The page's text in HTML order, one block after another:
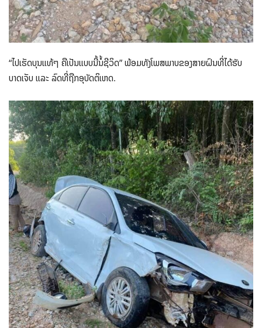
“ໄປເຮັດບຸນແທ້ໆ ຄືເປັນແບບນີ້ນໍ້ຊີວິດ” ພ້ອມທັງໂພສພາບຂອງສາຍຝົນທີ່ໄດ້ຮັບ
ບາດເຈັບ ແລະ ລົດທີ່ຖືກອຸບັດຕິເຫດ.